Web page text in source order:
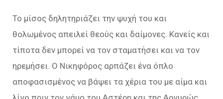
Το μίσος δηλητηριάζει την ψυχή του και
θολωμένος απειλεί θεούς και δαίμονες. Κανείς και
τίποτα δεν μπορεί να τον σταματήσει και να τον
ηρεμήσει. Ο Νικηφόρος αρπάζει ένα όπλο
αποφασισμένος να βάψει τα χέρια του με αίμα και